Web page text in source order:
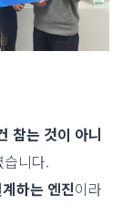
참는 것이 아니
니다.
하는 엔진이라